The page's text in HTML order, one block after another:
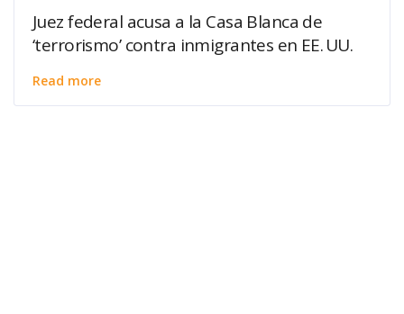
Juez federal acusa a la Casa Blanca de
‘terrorismo’ contra inmigrantes en EE. UU.
Read more